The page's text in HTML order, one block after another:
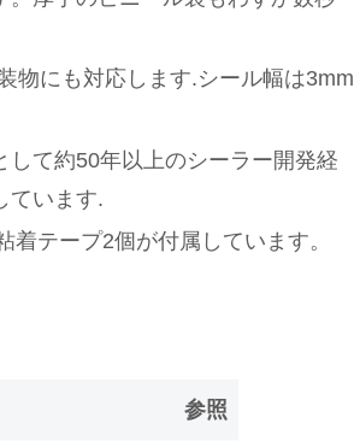
物にも対応します.シール幅は3mm
て約50年以上のシーラー開発経
ています.
テープ2個が付属しています。
参照